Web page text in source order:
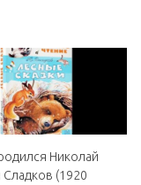
Николай
(1920